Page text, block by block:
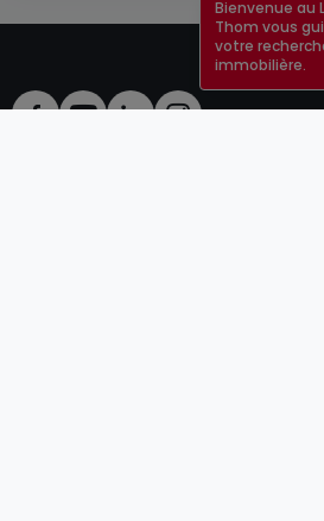
Bienvenue au
Thom vous
votre
immobilière.